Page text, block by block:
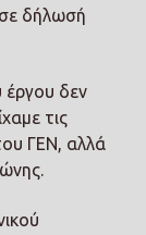
δήλωσή
δεν
τις
ΓΕΝ, αλλά